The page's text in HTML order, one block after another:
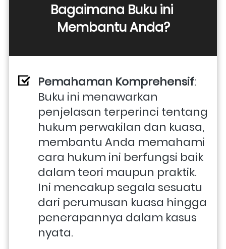
Bagaimana Buku ini
Membantu Anda?
Pemahaman Komprehensif:
Buku ini menawarkan
penjelasan terperinci tentang
hukum perwakilan dan kuasa,
membantu Anda memahami
cara hukum ini berfungsi baik
dalam teori maupun praktik.
Ini mencakup segala sesuatu
dari perumusan kuasa hingga
penerapannya dalam kasus
nyata.